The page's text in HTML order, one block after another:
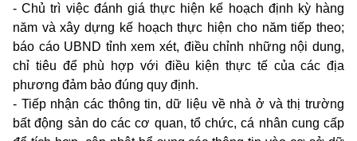
- Chủ trì việc đánh giá thực hiện kế hoạch định kỳ hàng
năm và xây dựng kế hoạch thực hiện cho năm tiếp theo;
báo cáo UBND tỉnh xem xét, điều chỉnh những nội dung,
chỉ tiêu để phù hợp với điều kiện thực tế của các địa
phương đảm bảo đúng quy định.
- Tiếp nhận các thông tin, dữ liệu về nhà ở và thị trường
bất động sản do các cơ quan, tổ chức, cá nhân cung cấp